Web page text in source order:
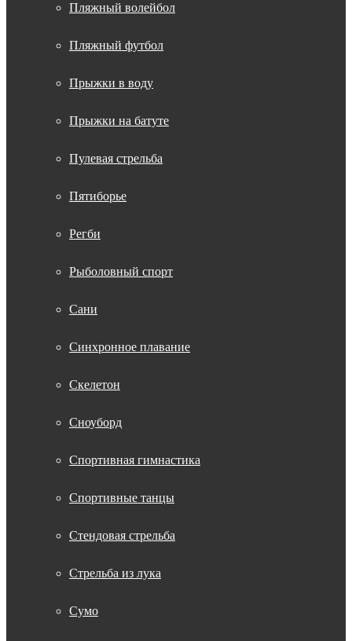
Пляжный волейбол
Пляжный футбол
Прыжки в воду
Прыжки на батуте
Пулевая стрельба
Пятиборье
Регби
Рыболовный спорт
Сани
Синхронное плавание
Скелетон
Сноуборд
Спортивная гимнастика
Спортивные танцы
Стендовая стрельба
Стрельба из лука
Сумо